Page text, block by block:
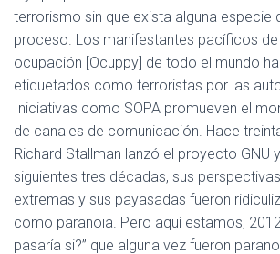
terrorismo sin que exista alguna especie
proceso. Los manifestantes pacíficos
ocupación [Ocuppy] de todo el mundo
etiquetados como terroristas por las
Iniciativas como SOPA promueven el
de canales de comunicación. Hace
Richard Stallman lanzó el proyecto GNU
siguientes tres décadas, sus
extremas y sus payasadas fueron
como paranoia. Pero aquí estamos,
pasaría si?” que alguna vez fueron